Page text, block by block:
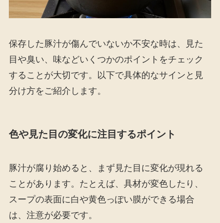
保存した豚汁が傷んでいないか不安な時は、見た
目や臭い、味などいくつかのポイントをチェック
することが大切です。以下で具体的なサインと見
分け方をご紹介します。
色や見た目の変化に注目するポイント
豚汁が腐り始めると、まず見た目に変化が現れる
ことがあります。たとえば、具材が変色したり、
スープの表面に白や黄色っぽい膜ができる場合
は、注意が必要です。